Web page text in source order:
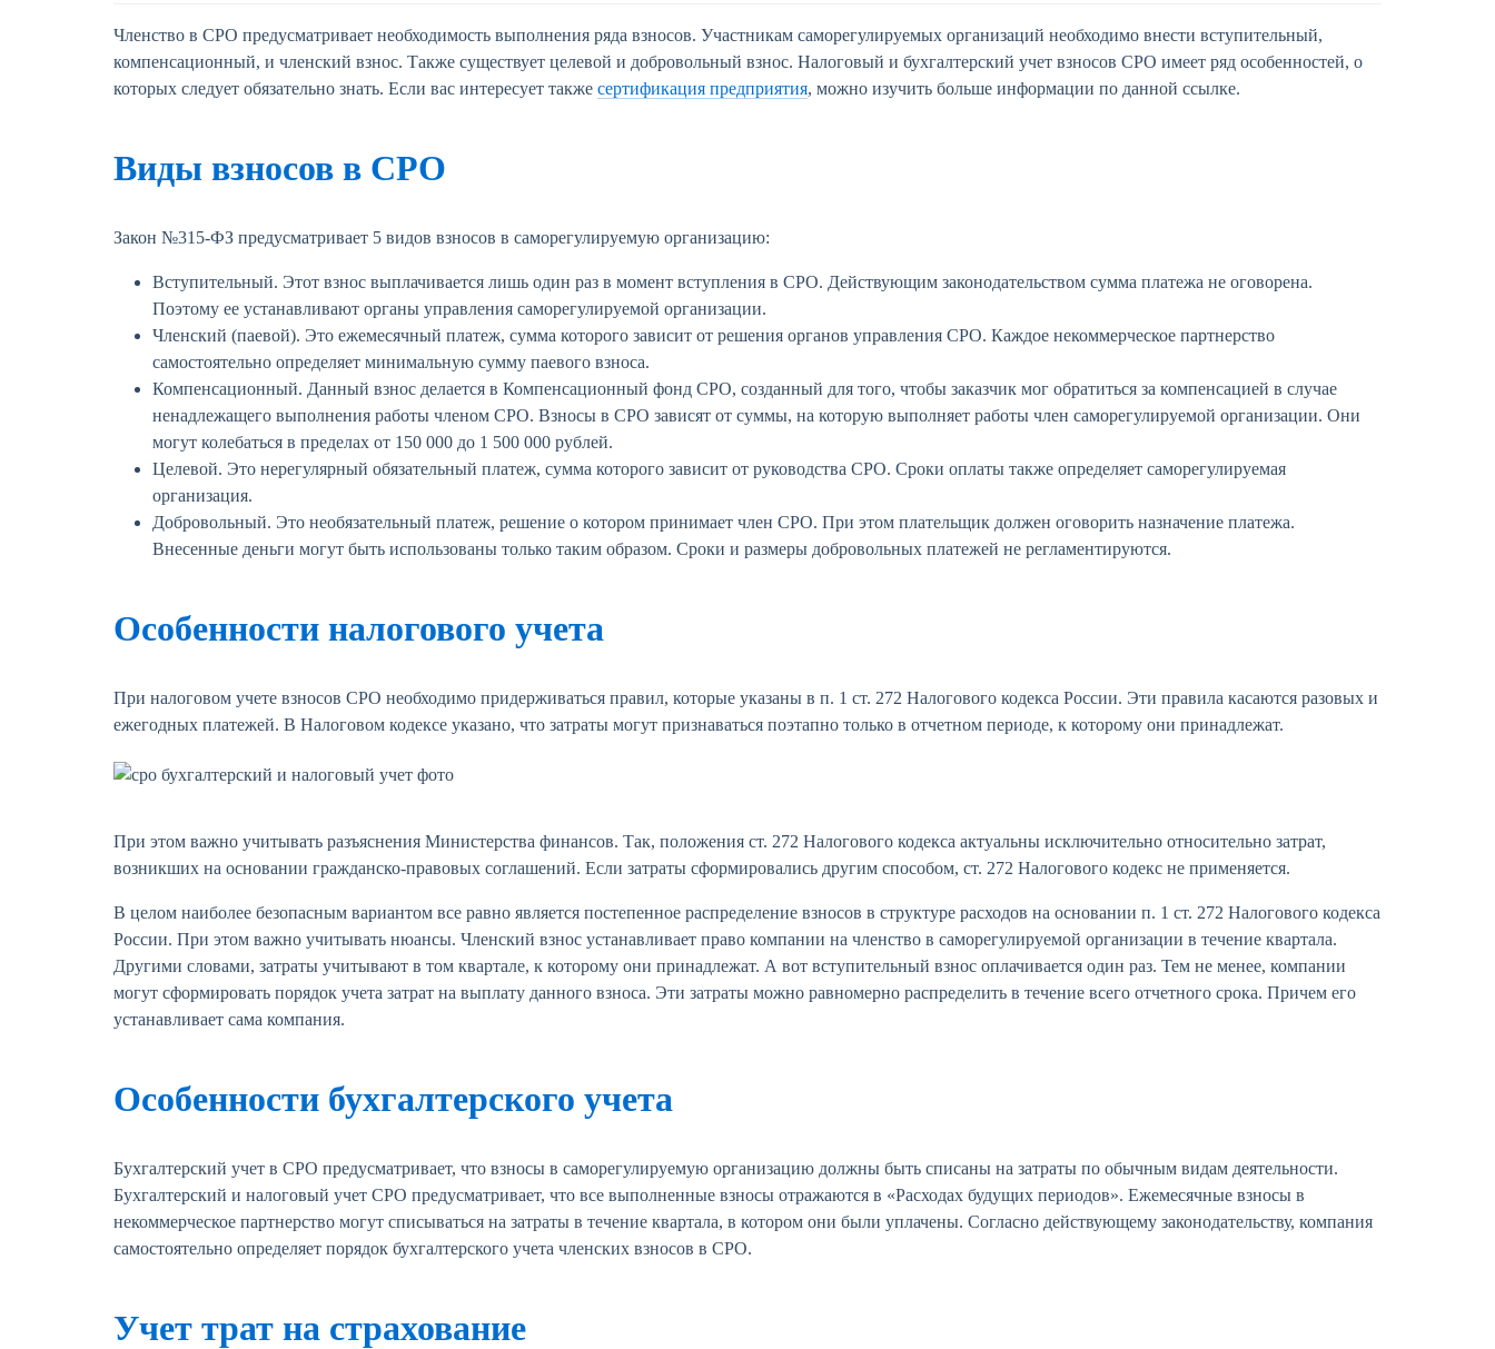
Членство в СРО предусматривает необходимость выполнения ряда взносов. Участникам саморегулируемых организаций необходимо внести вступительный,
компенсационный, и членский взнос. Также существует целевой и добровольный взнос. Налоговый и бухгалтерский учет взносов СРО имеет ряд особенностей, о
которых следует обязательно знать. Если вас интересует также сертификация предприятия, можно изучить больше информации по данной ссылке.
Виды взносов в СРО
Закон №315-ФЗ предусматривает 5 видов взносов в саморегулируемую организацию:
Вступительный. Этот взнос выплачивается лишь один раз в момент вступления в СРО. Действующим законодательством сумма платежа не оговорена.
Поэтому ее устанавливают органы управления саморегулируемой организации.
Членский (паевой). Это ежемесячный платеж, сумма которого зависит от решения органов управления СРО. Каждое некоммерческое партнерство
самостоятельно определяет минимальную сумму паевого взноса.
Компенсационный. Данный взнос делается в Компенсационный фонд СРО, созданный для того, чтобы заказчик мог обратиться за компенсацией в случае
ненадлежащего выполнения работы членом СРО. Взносы в СРО зависят от суммы, на которую выполняет работы член саморегулируемой организации. Они
могут колебаться в пределах от 150 000 до 1 500 000 рублей.
Целевой. Это нерегулярный обязательный платеж, сумма которого зависит от руководства СРО. Сроки оплаты также определяет саморегулируемая
организация.
Добровольный. Это необязательный платеж, решение о котором принимает член СРО. При этом плательщик должен оговорить назначение платежа.
Внесенные деньги могут быть использованы только таким образом. Сроки и размеры добровольных платежей не регламентируются.
Особенности налогового учета
При налоговом учете взносов СРО необходимо придерживаться правил, которые указаны в п. 1 ст. 272 Налогового кодекса России. Эти правила касаются разовых и
ежегодных платежей. В Налоговом кодексе указано, что затраты могут признаваться поэтапно только в отчетном периоде, к которому они принадлежат.
При этом важно учитывать разъяснения Министерства финансов. Так, положения ст. 272 Налогового кодекса актуальны исключительно относительно затрат,
возникших на основании гражданско-правовых соглашений. Если затраты сформировались другим способом, ст. 272 Налогового кодекс не применяется.
В целом наиболее безопасным вариантом все равно является постепенное распределение взносов в структуре расходов на основании п. 1 ст. 272 Налогового кодекса
России. При этом важно учитывать нюансы. Членский взнос устанавливает право компании на членство в саморегулируемой организации в течение квартала.
Другими словами, затраты учитывают в том квартале, к которому они принадлежат. А вот вступительный взнос оплачивается один раз. Тем не менее, компании
могут сформировать порядок учета затрат на выплату данного взноса. Эти затраты можно равномерно распределить в течение всего отчетного срока. Причем его
устанавливает сама компания.
Особенности бухгалтерского учета
Бухгалтерский учет в СРО предусматривает, что взносы в саморегулируемую организацию должны быть списаны на затраты по обычным видам деятельности.
Бухгалтерский и налоговый учет СРО предусматривает, что все выполненные взносы отражаются в «Расходах будущих периодов». Ежемесячные взносы в
некоммерческое партнерство могут списываться на затраты в течение квартала, в котором они были уплачены. Согласно действующему законодательству, компания
самостоятельно определяет порядок бухгалтерского учета членских взносов в СРО.
Учет трат на страхование